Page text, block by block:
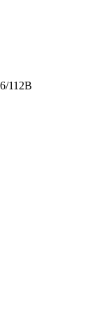
112B